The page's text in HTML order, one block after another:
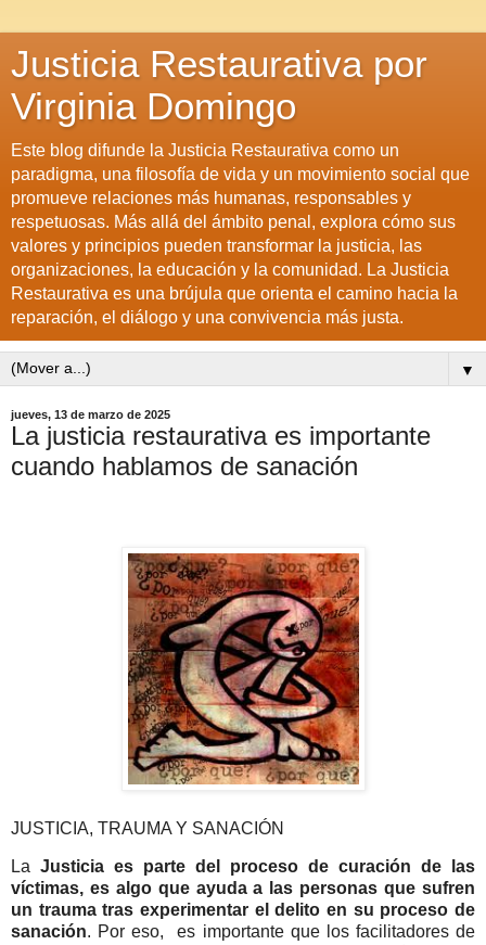
Justicia Restaurativa por
Virginia Domingo
Este blog difunde la Justicia Restaurativa como un
paradigma, una filosofía de vida y un movimiento social que
promueve relaciones más humanas, responsables y
respetuosas. Más allá del ámbito penal, explora cómo sus
valores y principios pueden transformar la justicia, las
organizaciones, la educación y la comunidad. La Justicia
Restaurativa es una brújula que orienta el camino hacia la
reparación, el diálogo y una convivencia más justa.
▼
jueves, 13 de marzo de 2025
La justicia restaurativa es importante
cuando hablamos de sanación
JUSTICIA, TRAUMA Y SANACIÓN
La Justicia es parte del proceso de curación de las
víctimas, es algo que ayuda a las personas que sufren
un trauma tras experimentar el delito en su proceso de
sanación. Por eso, es importante que los facilitadores de